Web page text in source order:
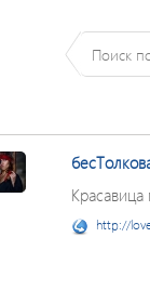
http://